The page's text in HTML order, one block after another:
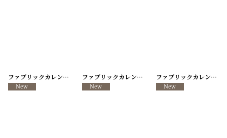
ファブリックカレンダー ・キッチンクロス リメイクパンツ/VINTAGE REMAKE PANTS ファブリックカレンダー ・キッチンクロス リメイクパンツ/VINTAGE REMAKE PANTS ファブリックカレンダー ・キッチンクロス リメイクパンツ/VINTAGE REMAKE PANTS